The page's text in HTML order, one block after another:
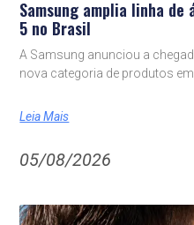
Samsung amplia linha de
5 no Brasil
A Samsung anunciou a
nova categoria de produtos
Leia Mais
05/08/2026